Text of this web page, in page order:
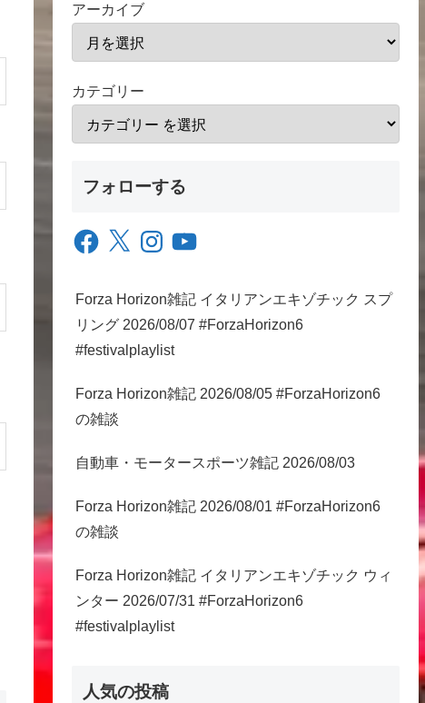
アーカイブ
カテゴリー
フォローする
Facebook
X InstagramYouTube
Forza Horizon雑記 イタリアンエキゾチック スプ
リング 2026/08/07 #ForzaHorizon6
#festivalplaylist
Forza Horizon雑記 2026/08/05 #ForzaHorizon6
の雑談
自動車・モータースポーツ雑記 2026/08/03
Forza Horizon雑記 2026/08/01 #ForzaHorizon6
の雑談
Forza Horizon雑記 イタリアンエキゾチック ウィ
ンター 2026/07/31 #ForzaHorizon6
#festivalplaylist
人気の投稿